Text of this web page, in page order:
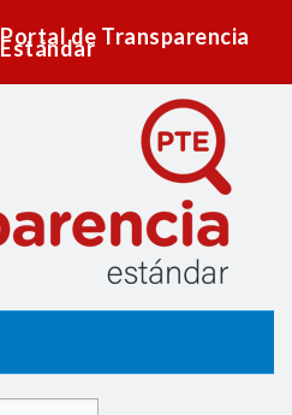
Portal de Transparencia
Estándar